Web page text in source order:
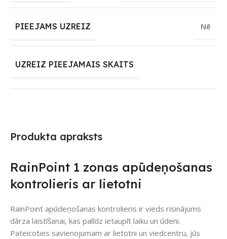
Produkta apraksts
RainPoint 1 zonas apūdeņošanas
kontrolieris ar lietotni
RainPoint apūdeņošanas kontrolieris ir vieds risinājums
dārza laistīšanai, kas palīdz ietaupīt laiku un ūdeni.
Pateicoties savienojumam ar lietotni un viedcentru, jūs
PIEEJAMS UZREIZ Nē
UZREIZ PIEEJAMAIS SKAITS